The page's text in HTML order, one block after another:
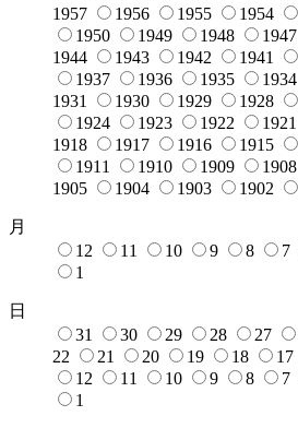
1957
1956 1955 1954
1950
1949 1948 1947
1944
1943 1942 1941
1937
1936 1935 1934
1931
1930 1929 1928
1924
1923 1922 1921
1918
1917 1916 1915
1911
1910 1909 1908
1905
1904 1903 1902
月
12
11 10 9 8 7
1
日
31
30 29 28 27
22
21 20 19 18 17
12
11 10 9 8 7
1